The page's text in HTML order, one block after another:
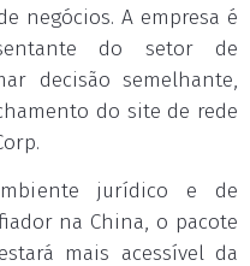
negócios. A empresa é
do setor de
decisão semelhante,
do site de rede
jurídico e de
na China, o pacote
mais acessível da